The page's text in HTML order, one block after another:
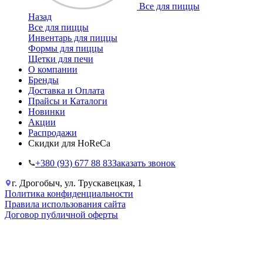
Все для пиццы
Назад
Все для пиццы
Инвентарь для пиццы
Формы для пиццы
Щетки для печи
О компании
Бренды
Доставка и Оплата
Прайсы и Каталоги
Новинки
Акции
Распродажи
Скидки для HoReCa
+38‎0 (93) 677 88 83Заказать звонок
г. Дрогобыч, ул. Трускавецкая, 1
Политика конфиденциальности
Правила использования сайта
Договор публичной оферты